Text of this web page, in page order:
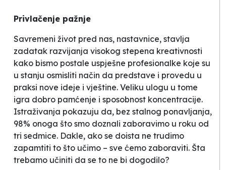
Privlačenje pažnje
Savremeni život pred nas, nastavnice, stavlja
zadatak razvijanja visokog stepena kreativnosti
kako bismo postale uspješne profesionalke koje su
u stanju osmisliti način da predstave i provedu u
praksi nove ideje i vještine. Veliku ulogu u tome
igra dobro pamćenje i sposobnost koncentracije.
Istraživanja pokazuju da, bez stalnog ponavljanja,
98% onoga što smo doznali zaboravimo u roku od
tri sedmice. Dakle, ako se doista ne trudimo
zapamtiti to što učimo – sve ćemo zaboraviti. Šta
trebamo učiniti da se to ne bi dogodilo?